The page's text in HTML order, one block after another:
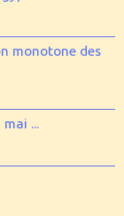
monotone des
...